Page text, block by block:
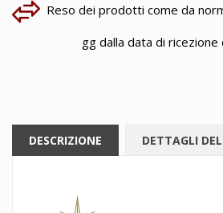
Reso dei prodotti come da
gg dalla data di ricezione
DESCRIZIONE DETTAGLI